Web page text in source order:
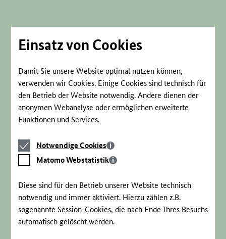
Einsatz von Cookies
Damit Sie unsere Website optimal nutzen können,
verwenden wir Cookies. Einige Cookies sind technisch für
den Betrieb der Website notwendig. Andere dienen der
anonymen Webanalyse oder ermöglichen erweiterte
Funktionen und Services.
Notwendige
Cookies
Notwendige Cookies
Matomo
Webstatistik
Matomo Webstatistik
Diese sind für den Betrieb unserer Website technisch
notwendig und immer aktiviert. Hierzu zählen z.B.
sogenannte Session-Cookies, die nach Ende Ihres Besuchs
automatisch gelöscht werden.